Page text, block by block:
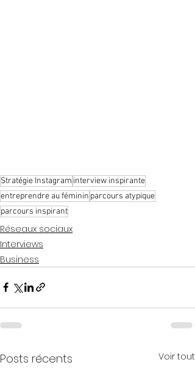
Stratégie Instagram interview inspirante
entreprendre au féminin parcours atypique
parcours inspirant
Réseaux sociaux
Interviews
Business
Posts récents Voir tout